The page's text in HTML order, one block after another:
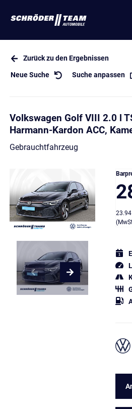
Zurück zu den Ergebnissen
Neue Suche Suche anpassen
Volkswagen Golf VIII 2.0 l
Harmann-Kardon ACC,
Gebrauchtfahrzeug